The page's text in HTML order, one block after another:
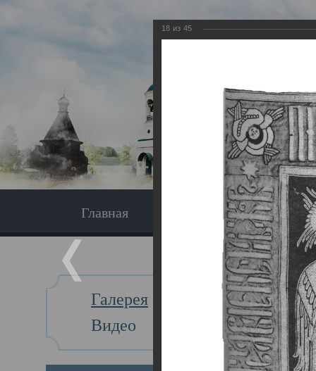
Главная Экскурсия
Галерея
Видео
Главная
18 из 45